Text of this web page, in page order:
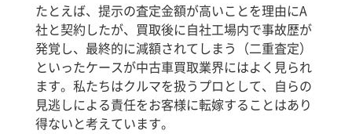
たとえば、提示の査定金額が高いことを理由にA
社と契約したが、買取後に自社工場内で事故歴が
発覚し、最終的に減額されてしまう（二重査定）
といったケースが中古車買取業界にはよく見られ
ます。私たちはクルマを扱うプロとして、自らの
見逃しによる責任をお客様に転嫁することはあり
得ないと考えています。